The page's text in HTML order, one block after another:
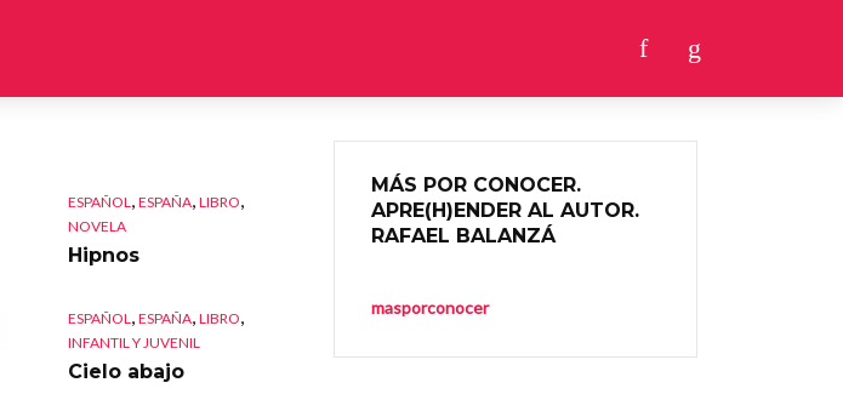
ESPAÑOL , ESPAÑA, LIBRO,
NOVELA
Hipnos
ESPAÑOL , ESPAÑA, LIBRO,
INFANTIL Y JUVENIL
Cielo abajo
MÁS POR CONOCER.
APRE(H)ENDER AL AUTOR.
RAFAEL BALANZÁ
masporconocer